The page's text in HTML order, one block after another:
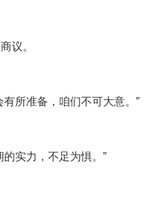
议。
所准备，咱们不可大意。”
实力，不足为惧。”